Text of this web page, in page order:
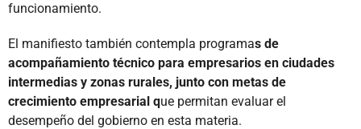
funcionamiento.
El manifiesto también contempla programas de
acompañamiento técnico para empresarios en ciudades
intermedias y zonas rurales, junto con metas de
crecimiento empresarial que permitan evaluar el
desempeño del gobierno en esta materia.